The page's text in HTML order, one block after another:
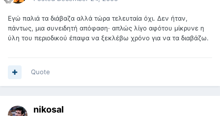
Εγώ παλιά τα διάβαζα αλλά τώρα τελευταία όχι. Δεν ήταν,
πάντως, μια συνειδητή απόφαση· απλώς λίγο αφότου μίκρυνε η
ύλη του περιοδικού έπαψα να ξεκλέβω χρόνο για να τα διαβάζω.
Quote
nikosal